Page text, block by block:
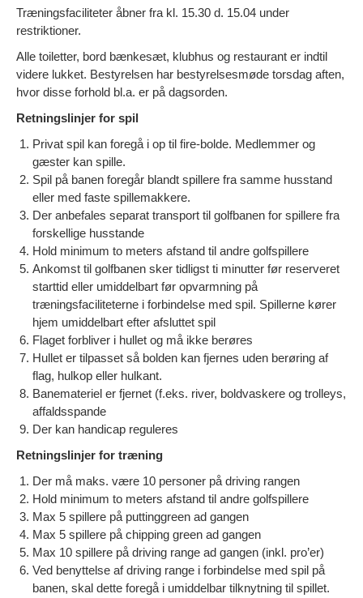
Træningsfaciliteter åbner fra kl. 15.30 d. 15.04 under
restriktioner.
Alle toiletter, bord bænkesæt, klubhus og restaurant er indtil
videre lukket. Bestyrelsen har bestyrelsesmøde torsdag aften,
hvor disse forhold bl.a. er på dagsorden.
Retningslinjer for spil
Privat spil kan foregå i op til fire-bolde. Medlemmer og
gæster kan spille.
Spil på banen foregår blandt spillere fra samme husstand
eller med faste spillemakkere.
Der anbefales separat transport til golfbanen for spillere fra
forskellige husstande
Hold minimum to meters afstand til andre golfspillere
Ankomst til golfbanen sker tidligst ti minutter før reserveret
starttid eller umiddelbart før opvarmning på
træningsfaciliteterne i forbindelse med spil. Spillerne kører
hjem umiddelbart efter afsluttet spil
Flaget forbliver i hullet og må ikke berøres
Hullet er tilpasset så bolden kan fjernes uden berøring af
flag, hulkop eller hulkant.
Banemateriel er fjernet (f.eks. river, boldvaskere og trolleys,
affaldsspande
Der kan handicap reguleres
Retningslinjer for træning
Der må maks. være 10 personer på driving rangen
Hold minimum to meters afstand til andre golfspillere
Max 5 spillere på puttinggreen ad gangen
Max 5 spillere på chipping green ad gangen
Max 10 spillere på driving range ad gangen (inkl. pro’er)
Ved benyttelse af driving range i forbindelse med spil på
banen, skal dette foregå i umiddelbar tilknytning til spillet.